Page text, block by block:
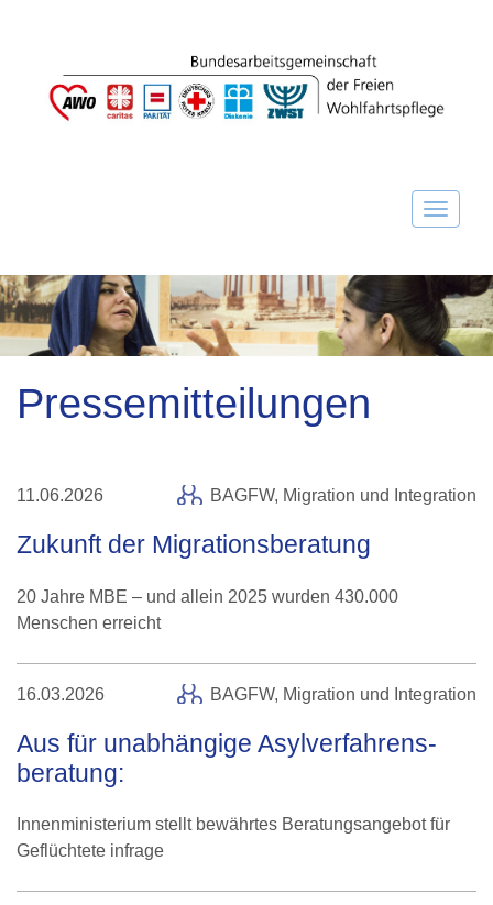
Pressemitteilungen
11.06.2026 BAGFW, Migration und Integration
Zukunft der Migrationsberatung
20 Jahre MBE – und allein 2025 wurden 430.000
Menschen erreicht
16.03.2026 BAGFW, Migration und Integration
Aus für unabhängige Asylverfahrens-
beratung:
Innenministerium stellt bewährtes Beratungsangebot für
Geflüchtete infrage